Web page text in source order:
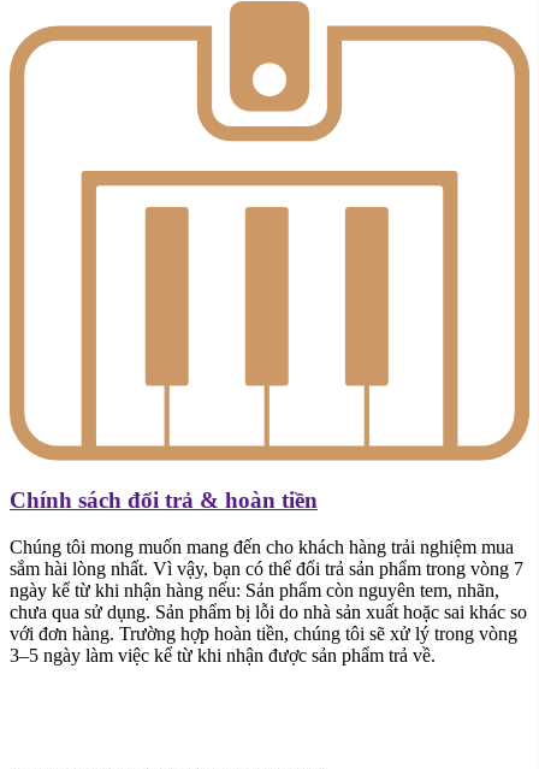
Chính sách đổi trả & hoàn tiền
Chúng tôi mong muốn mang đến cho khách hàng trải nghiệm mua
sắm hài lòng nhất. Vì vậy, bạn có thể đổi trả sản phẩm trong vòng 7
ngày kể từ khi nhận hàng nếu: Sản phẩm còn nguyên tem, nhãn,
chưa qua sử dụng. Sản phẩm bị lỗi do nhà sản xuất hoặc sai khác so
với đơn hàng. Trường hợp hoàn tiền, chúng tôi sẽ xử lý trong vòng
3–5 ngày làm việc kể từ khi nhận được sản phẩm trả về.